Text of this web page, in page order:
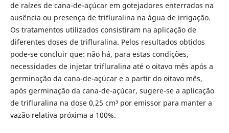
de raízes de cana-de-açúcar em gotejadores enterrados na
ausência ou presença de trifluralina na água de irrigação.
Os tratamentos utilizados consistiram na aplicação de
diferentes doses de trifluralina. Pelos resultados obtidos
pode-se concluir que: não há, para estas condições,
necessidades de injetar trifluralina até o oitavo mês após a
germinação da cana-de-açúcar e a partir do oitavo mês,
após germinação da cana-de-açúcar, sugere-se a aplicação
de trifluralina na dose 0,25 cm³ por emissor para manter a
vazão relativa próxima a 100%.